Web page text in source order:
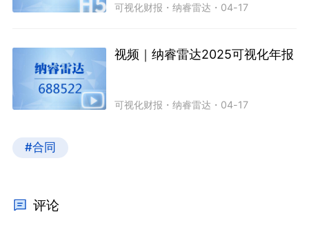
可视化财报 ・纳睿雷达 ・ 04-17
视频｜纳睿雷达2025可视化年报
可视化财报 ・纳睿雷达 ・ 04-17
#合同
评论